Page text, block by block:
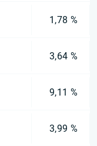
1,78 %
3,64 %
9,11 %
3,99 %